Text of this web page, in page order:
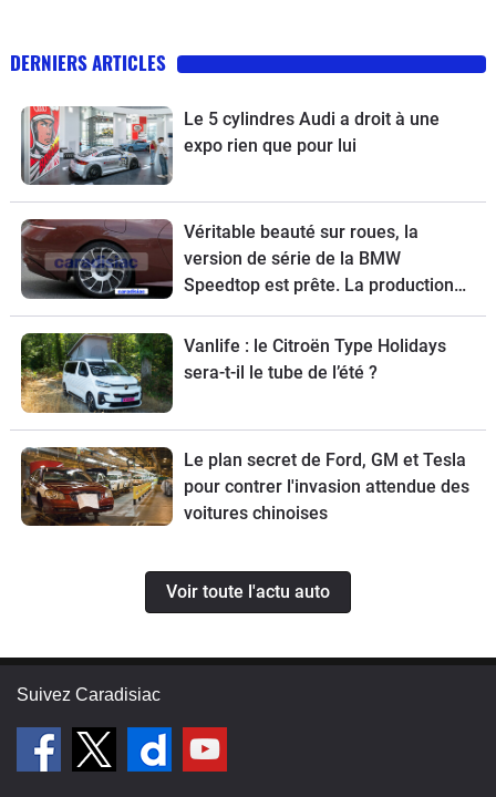
DERNIERS ARTICLES
Le 5 cylindres Audi a droit à une
expo rien que pour lui
Véritable beauté sur roues, la
version de série de la BMW
Speedtop est prête. La production
de ce break de chasse sera limitée à
70 exemplaires.
Vanlife : le Citroën Type Holidays
sera-t-il le tube de l’été ?
Le plan secret de Ford, GM et Tesla
pour contrer l'invasion attendue des
voitures chinoises
Voir toute l'actu auto
Suivez Caradisiac